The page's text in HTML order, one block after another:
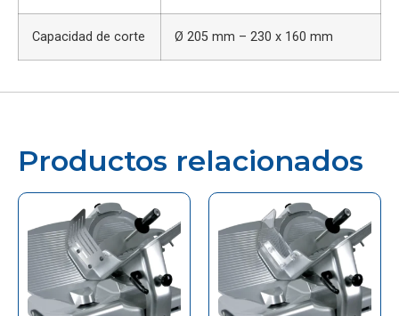
Capacidad de corte Ø 205 mm – 230 x 160 mm
Productos relacionados